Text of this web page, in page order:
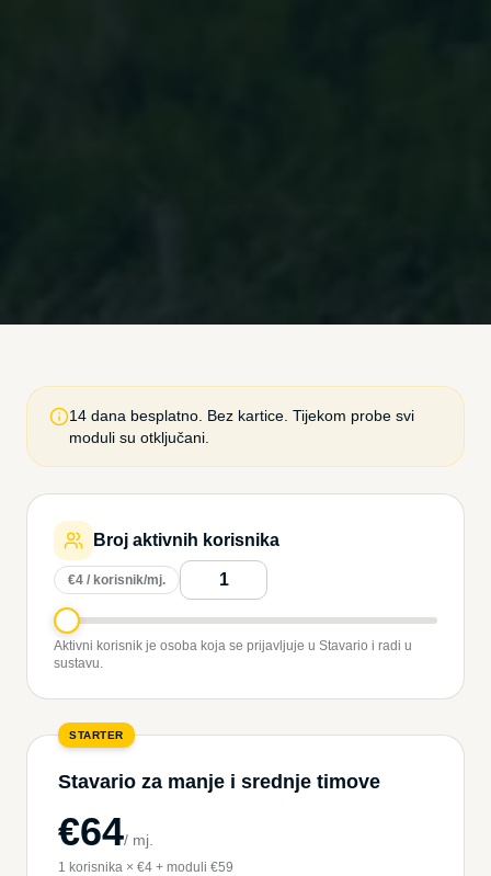
14 dana besplatno. Bez kartice. Tijekom probe svi
moduli su otključani.
Broj aktivnih korisnika
€4 / korisnik/mj.
Aktivni korisnik je osoba koja se prijavljuje u Stavario i radi u
sustavu.
STARTER
Stavario za manje i srednje timove
€64/ mj.
1 korisnika × €4 + moduli €59